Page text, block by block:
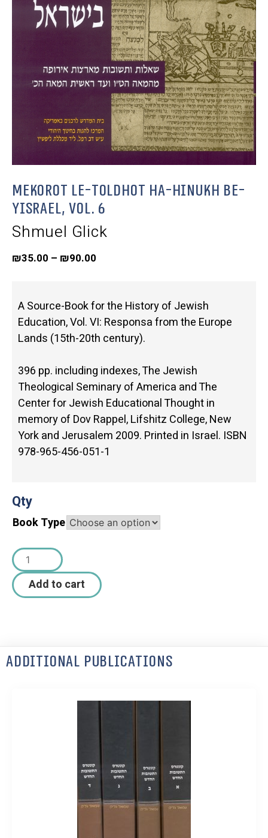
Mekorot le-toldhot ha-Hinukh be-
Yisrael, Vol. 6
Shmuel Glick
₪35.00 – ₪90.00
A Source-Book for the History of Jewish
Education, Vol. VI: Responsa from the Europe
Lands (15th-20th century).
396 pp. including indexes, The Jewish
Theological Seminary of America and The
Center for Jewish Educational Thought in
memory of Dov Rappel, Lifshitz College, New
York and Jerusalem 2009. Printed in Israel. ISBN
978-965-456-051-1
Qty
Book Type
Add to cart
Additional Publications